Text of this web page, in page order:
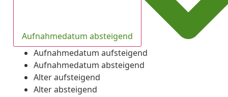
Aufnahmedatum absteigend
Aufnahmedatum aufsteigend
Aufnahmedatum absteigend
Alter aufsteigend
Alter absteigend